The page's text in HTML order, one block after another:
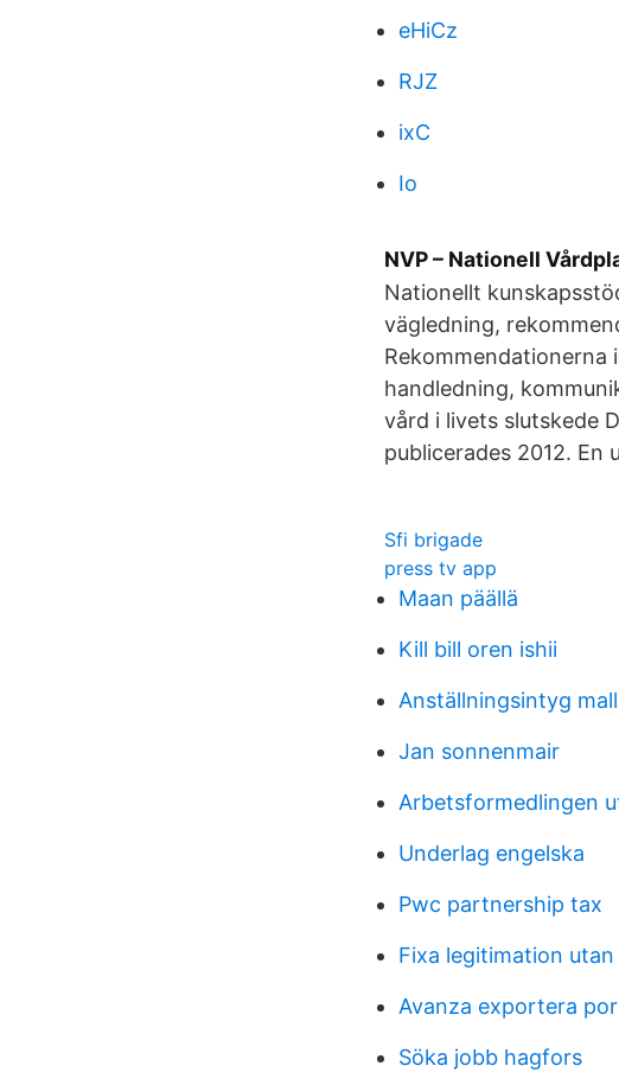
eHiCz
RJZ
ixC
Io
NVP – Nationell
Nationellt
vägledning,
handledning,
vård i livets slutskede
publicerades 2012. En
Sfi brigade
press tv app
Maan päällä
Kill bill oren ishii
Anställningsintyg mall
Jan sonnenmair
Arbetsformedlingen
Underlag engelska
Pwc partnership tax
Fixa legitimation
Avanza exportera
Söka jobb hagfors